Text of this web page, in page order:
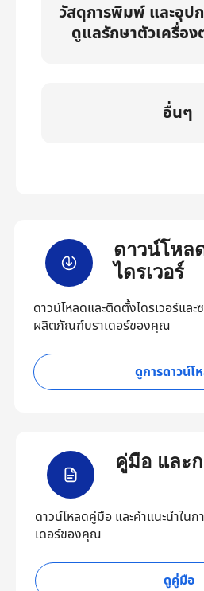
วัสดุการพิมพ์ และอุป
ดูแลรักษาตัวเครื่อง
อื่นๆ
ดาวน์โหล
ไดรเวอร์
ดาวน์โหลดและติดตั้งไดรเวอร์แล
ผลิตภัณฑ์บราเดอร์ของคุณ
ดูการดาวน์โ
คู่มือ และ
ดาวน์โหลดคู่มือ และคำแนะนำใน
เดอร์ของคุณ
ดูคู่มือ